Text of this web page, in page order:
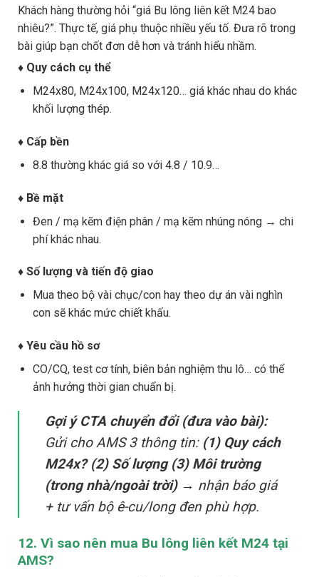
Khách hàng thường hỏi “giá Bu lông liên kết M24 bao
nhiêu?”. Thực tế, giá phụ thuộc nhiều yếu tố. Đưa rõ trong
bài giúp bạn chốt đơn dễ hơn và tránh hiểu nhầm.
♦ Quy cách cụ thể
M24x80, M24x100, M24x120… giá khác nhau do khác
khối lượng thép.
♦ Cấp bền
8.8 thường khác giá so với 4.8 / 10.9…
♦ Bề mặt
Đen / mạ kẽm điện phân / mạ kẽm nhúng nóng → chi
phí khác nhau.
♦ Số lượng và tiến độ giao
Mua theo bộ vài chục/con hay theo dự án vài nghìn
con sẽ khác mức chiết khấu.
♦ Yêu cầu hồ sơ
CO/CQ, test cơ tính, biên bản nghiệm thu lô… có thể
ảnh hưởng thời gian chuẩn bị.
Gợi ý CTA chuyển đổi (đưa vào bài):
Gửi cho AMS 3 thông tin: (1) Quy cách
M24x? (2) Số lượng (3) Môi trường
(trong nhà/ngoài trời)→ nhận báo giá
+ tư vấn bộ ê-cu/long đen phù hợp.
12. Vì sao nên mua Bu lông liên kết M24 tại
AMS?